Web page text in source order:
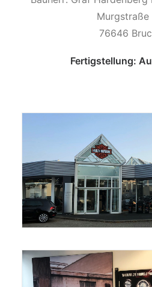
Murgstraße
76646
Fertigstellung: